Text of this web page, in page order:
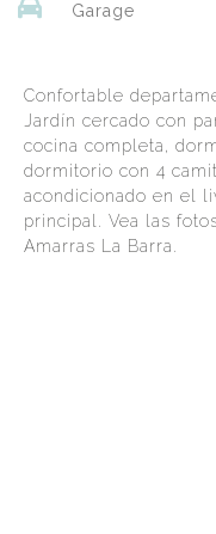
Garage
Confortable
Jardín cercado con
cocina completa,
dormitorio con 4
acondicionado en el
principal. Vea las
Amarras La Barra.